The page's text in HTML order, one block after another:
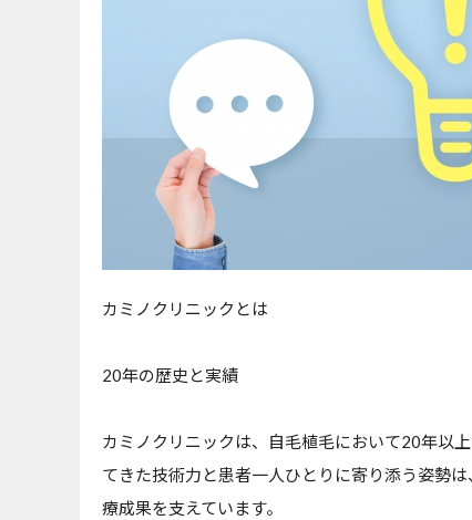
カミノクリニックとは
20年の歴史と実績
カミノクリニックは、自毛植毛において20年以
てきた技術力と患者一人ひとりに寄り添う姿勢
療成果を支えています。